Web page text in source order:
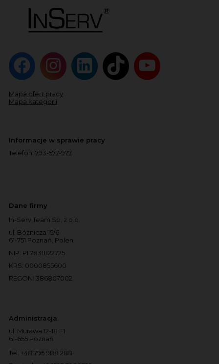
Mapa ofert pracy
Mapa kategorii
Informacje w sprawie pracy
Telefon: 793-577-977
Dane firmy
In-Serv Team Sp. z o.o.
ul. Bóżnicza 15/6
61-751 Poznań, Polen
NIP: PL7831822725
KRS: 0000855600
REGON: 386807002
Administracja
ul. Murawa 12-18 E1
61-655 Poznań
Tel: +48 795 988 288